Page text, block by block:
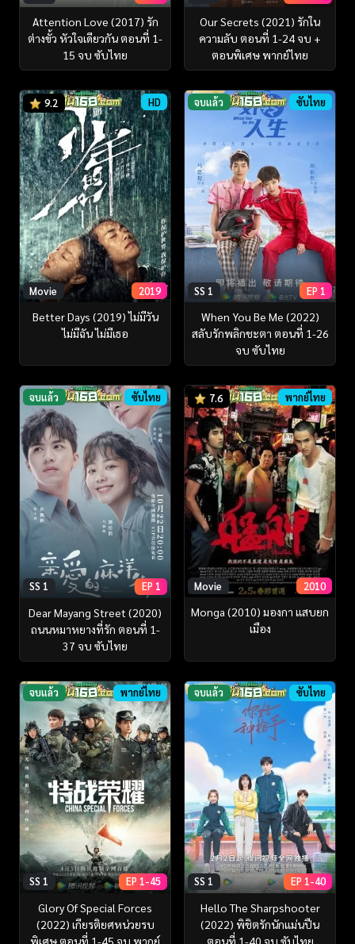
Attention Love (2017) รัก
ต่างขั้ว หัวใจเดียวกัน ตอนที่ 1-
15 จบ ซับไทย
Our Secrets (2021) รักใน
ความลับ ตอนที่ 1-24 จบ +
ตอนพิเศษ พากย์ไทย
9.2 HD
Movie 2019
Better Days (2019) ไม่มีวัน
ไม่มีฉัน ไม่มีเธอ
จบแล้ว ซับไทย
SS 1 EP 1
When You Be Me (2022)
สลับรักพลิกชะตา ตอนที่ 1-26
จบ ซับไทย
จบแล้ว ซับไทย
SS 1 EP 1
Dear Mayang Street (2020)
ถนนหมาหยางที่รัก ตอนที่ 1-
37 จบ ซับไทย
7.6 พากย์ไทย
Movie 2010
Monga (2010) มองกา แสบยก
เมือง
จบแล้ว พากย์ไทย
SS 1 EP 1-45
Glory Of Special Forces
(2022) เกียรติยศหน่วยรบ
พิเศษ ตอนที่ 1-45 จบ พากย์
จบแล้ว ซับไทย
SS 1 EP 1-40
Hello The Sharpshooter
(2022) พิชิตรักนักแม่นปืน
ตอนที่ 1-40 จบ ซับไทย